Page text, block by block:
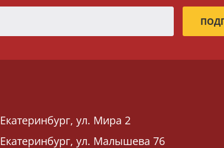
Екатеринбург, ул. Мира 2
Екатеринбург, ул. Малышева 76